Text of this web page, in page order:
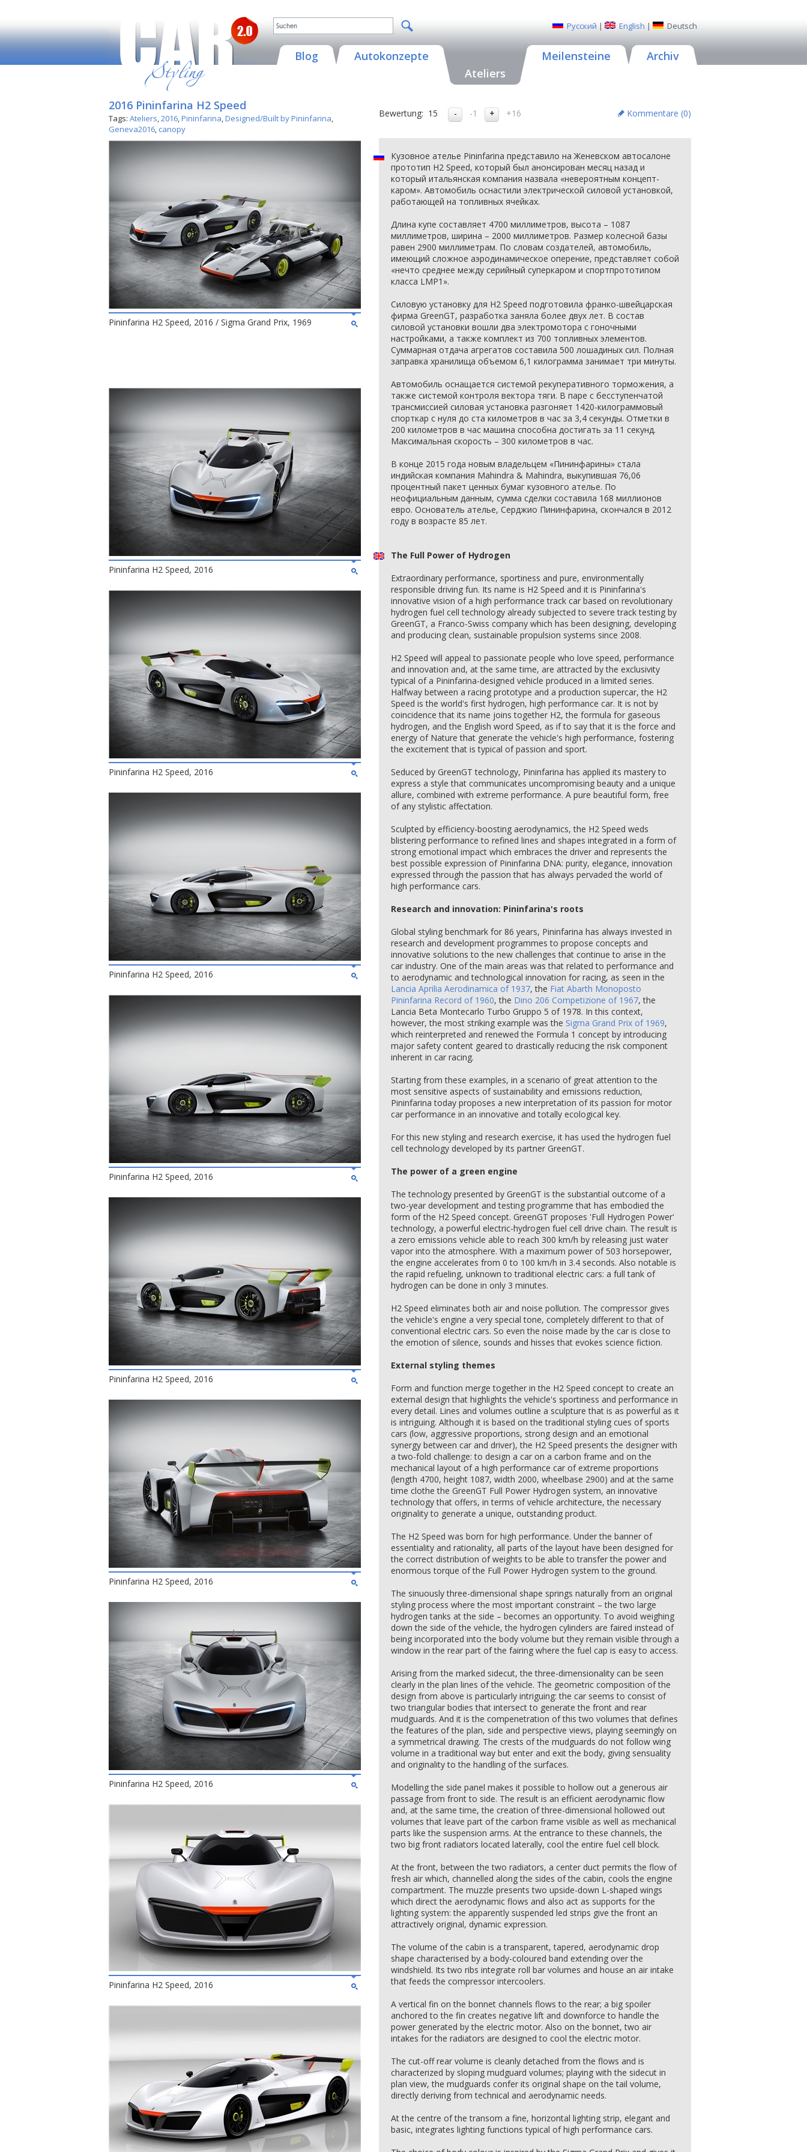
Русский | English | Deutsch
Blog
Autokonzepte
Ateliers
Meilensteine Archiv
2016 Pininfarina H2 Speed
Tags: Ateliers,2016,Pininfarina,Designed/Built by Pininfarina,
Geneva2016, canopy
Pininfarina H2 Speed, 2016 / Sigma Grand Prix, 1969
Pininfarina H2 Speed, 2016
Pininfarina H2 Speed, 2016
Pininfarina H2 Speed, 2016
Pininfarina H2 Speed, 2016
Pininfarina H2 Speed, 2016
Pininfarina H2 Speed, 2016
Pininfarina H2 Speed, 2016
Pininfarina H2 Speed, 2016
Bewertung: 15 -1 +16 Kommentare (0)
Кузовное ателье Pininfarina представило на Женевском автосалоне
прототип H2 Speed, который был анонсирован месяц назад и
который итальянская компания назвала «невероятным концепт-
каром». Автомобиль оснастили электрической силовой установкой,
работающей на топливных ячейках.
Длина купе составляет 4700 миллиметров, высота – 1087
миллиметров, ширина – 2000 миллиметров. Размер колесной базы
равен 2900 миллиметрам. По словам создателей, автомобиль,
имеющий сложное аэродинамическое оперение, представляет собой
«нечто среднее между серийный суперкаром и спортпрототипом
класса LMP1».
Силовую установку для H2 Speed подготовила франко-швейцарская
фирма GreenGT, разработка заняла более двух лет. В состав
силовой установки вошли два электромотора с гоночными
настройками, а также комплект из 700 топливных элементов.
Суммарная отдача агрегатов составила 500 лошадиных сил. Полная
заправка хранилища объемом 6,1 килограмма занимает три минуты.
Автомобиль оснащается системой рекуперативного торможения, а
также системой контроля вектора тяги. В паре с бесступенчатой
трансмиссией силовая установка разгоняет 1420-килограммовый
спорткар с нуля до ста километров в час за 3,4 секунды. Отметки в
200 километров в час машина способна достигать за 11 секунд.
Максимальная скорость – 300 километров в час.
В конце 2015 года новым владельцем «Пининфарины» стала
индийская компания Mahindra & Mahindra, выкупившая 76,06
процентный пакет ценных бумаг кузовного ателье. По
неофициальным данным, сумма сделки составила 168 миллионов
евро. Основатель ателье, Серджио Пининфарина, скончался в 2012
году в возрасте 85 лет.
The Full Power of Hydrogen
Extraordinary performance, sportiness and pure, environmentally
responsible driving fun. Its name is H2 Speed and it is Pininfarina's
innovative vision of a high performance track car based on revolutionary
hydrogen fuel cell technology already subjected to severe track testing by
GreenGT, a Franco-Swiss company which has been designing, developing
and producing clean, sustainable propulsion systems since 2008.
H2 Speed will appeal to passionate people who love speed, performance
and innovation and, at the same time, are attracted by the exclusivity
typical of a Pininfarina-designed vehicle produced in a limited series.
Halfway between a racing prototype and a production supercar, the H2
Speed is the world's first hydrogen, high performance car. It is not by
coincidence that its name joins together H2, the formula for gaseous
hydrogen, and the English word Speed, as if to say that it is the force and
energy of Nature that generate the vehicle's high performance, fostering
the excitement that is typical of passion and sport.
Seduced by GreenGT technology, Pininfarina has applied its mastery to
express a style that communicates uncompromising beauty and a unique
allure, combined with extreme performance. A pure beautiful form, free
of any stylistic affectation.
Sculpted by efficiency-boosting aerodynamics, the H2 Speed weds
blistering performance to refined lines and shapes integrated in a form of
strong emotional impact which embraces the driver and represents the
best possible expression of Pininfarina DNA: purity, elegance, innovation
expressed through the passion that has always pervaded the world of
high performance cars.
Research and innovation: Pininfarina's roots
Global styling benchmark for 86 years, Pininfarina has always invested in
research and development programmes to propose concepts and
innovative solutions to the new challenges that continue to arise in the
car industry. One of the main areas was that related to performance and
to aerodynamic and technological innovation for racing, as seen in the
Lancia Aprilia Aerodinamica of 1937, the Fiat Abarth Monoposto
Pininfarina Record of 1960, the Dino 206 Competizione of 1967, the
Lancia Beta Montecarlo Turbo Gruppo 5 of 1978. In this context,
however, the most striking example was the Sigma Grand Prix of 1969,
which reinterpreted and renewed the Formula 1 concept by introducing
major safety content geared to drastically reducing the risk component
inherent in car racing.
Starting from these examples, in a scenario of great attention to the
most sensitive aspects of sustainability and emissions reduction,
Pininfarina today proposes a new interpretation of its passion for motor
car performance in an innovative and totally ecological key.
For this new styling and research exercise, it has used the hydrogen fuel
cell technology developed by its partner GreenGT.
The power of a green engine
The technology presented by GreenGT is the substantial outcome of a
two-year development and testing programme that has embodied the
form of the H2 Speed concept. GreenGT proposes 'Full Hydrogen Power'
technology, a powerful electric-hydrogen fuel cell drive chain. The result is
a zero emissions vehicle able to reach 300 km/h by releasing just water
vapor into the atmosphere. With a maximum power of 503 horsepower,
the engine accelerates from 0 to 100 km/h in 3.4 seconds. Also notable is
the rapid refueling, unknown to traditional electric cars: a full tank of
hydrogen can be done in only 3 minutes.
H2 Speed eliminates both air and noise pollution. The compressor gives
the vehicle's engine a very special tone, completely different to that of
conventional electric cars. So even the noise made by the car is close to
the emotion of silence, sounds and hisses that evokes science fiction.
External styling themes
Form and function merge together in the H2 Speed concept to create an
external design that highlights the vehicle's sportiness and performance in
every detail. Lines and volumes outline a sculpture that is as powerful as it
is intriguing. Although it is based on the traditional styling cues of sports
cars (low, aggressive proportions, strong design and an emotional
synergy between car and driver), the H2 Speed presents the designer with
a two-fold challenge: to design a car on a carbon frame and on the
mechanical layout of a high performance car of extreme proportions
(length 4700, height 1087, width 2000, wheelbase 2900) and at the same
time clothe the GreenGT Full Power Hydrogen system, an innovative
technology that offers, in terms of vehicle architecture, the necessary
originality to generate a unique, outstanding product.
The H2 Speed was born for high performance. Under the banner of
essentiality and rationality, all parts of the layout have been designed for
the correct distribution of weights to be able to transfer the power and
enormous torque of the Full Power Hydrogen system to the ground.
The sinuously three-dimensional shape springs naturally from an original
styling process where the most important constraint – the two large
hydrogen tanks at the side – becomes an opportunity. To avoid weighing
down the side of the vehicle, the hydrogen cylinders are faired instead of
being incorporated into the body volume but they remain visible through a
window in the rear part of the fairing where the fuel cap is easy to access.
Arising from the marked sidecut, the three-dimensionality can be seen
clearly in the plan lines of the vehicle. The geometric composition of the
design from above is particularly intriguing: the car seems to consist of
two triangular bodies that intersect to generate the front and rear
mudguards. And it is the compenetration of this two volumes that defines
the features of the plan, side and perspective views, playing seemingly on
a symmetrical drawing. The crests of the mudguards do not follow wing
volume in a traditional way but enter and exit the body, giving sensuality
and originality to the handling of the surfaces.
Modelling the side panel makes it possible to hollow out a generous air
passage from front to side. The result is an efficient aerodynamic flow
and, at the same time, the creation of three-dimensional hollowed out
volumes that leave part of the carbon frame visible as well as mechanical
parts like the suspension arms. At the entrance to these channels, the
two big front radiators located laterally, cool the entire fuel cell block.
At the front, between the two radiators, a center duct permits the flow of
fresh air which, channelled along the sides of the cabin, cools the engine
compartment. The muzzle presents two upside-down L-shaped wings
which direct the aerodynamic flows and also act as supports for the
lighting system: the apparently suspended led strips give the front an
attractively original, dynamic expression.
The volume of the cabin is a transparent, tapered, aerodynamic drop
shape characterised by a body-coloured band extending over the
windshield. Its two ribs integrate roll bar volumes and house an air intake
that feeds the compressor intercoolers.
A vertical fin on the bonnet channels flows to the rear; a big spoiler
anchored to the fin creates negative lift and downforce to handle the
power generated by the electric motor. Also on the bonnet, two air
intakes for the radiators are designed to cool the electric motor.
The cut-off rear volume is cleanly detached from the flows and is
characterized by sloping mudguard volumes; playing with the sidecut in
plan view, the mudguards confer its original shape on the tail volume,
directly deriving from technical and aerodynamic needs.
At the centre of the transom a fine, horizontal lighting strip, elegant and
basic, integrates lighting functions typical of high performance cars.